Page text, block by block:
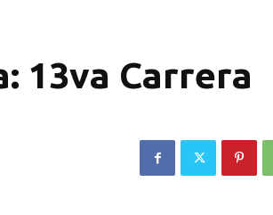
13va Carrera